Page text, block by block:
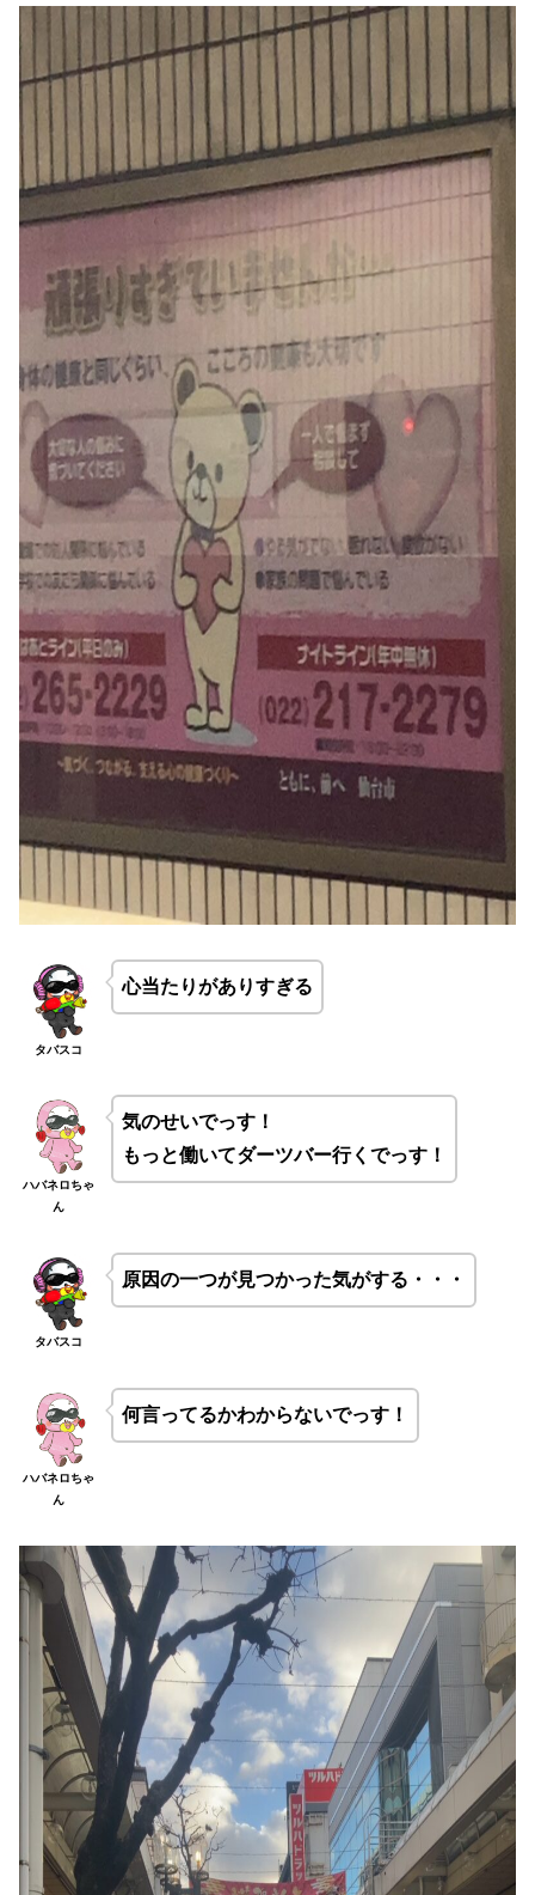
タバスコ
心当たりがありすぎる
ハバネロちゃ
ん
気のせいでっす！
もっと働いてダーツバー行くでっす！
タバスコ
原因の一つが見つかった気がする・・・
ハバネロちゃ
ん
何言ってるかわからないでっす！